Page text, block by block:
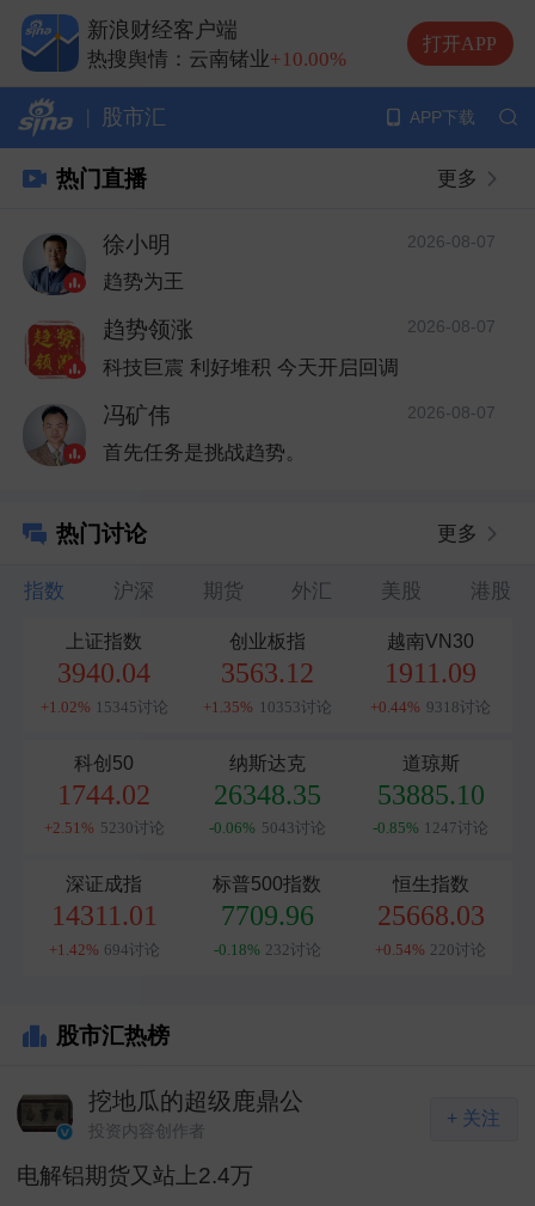
新浪财经客户端
热搜舆情：兆易创新
热搜舆情：云南锗业+10.00%
热搜舆情：长鑫科技+1.00%
打开APP
| 股市汇 APP下载
热门直播 更多
徐小明 2026-08-07
趋势为王
趋势领涨 2026-08-07
科技巨震 利好堆积 今天开启回调
冯矿伟 2026-08-07
首先任务是挑战趋势。
热门讨论 更多
指数 沪深 期货 外汇 美股 港股
上证指数
3940.04
+1.02% 15345讨论
创业板指
3563.12
+1.35% 10353讨论
越南VN30
1911.09
+0.44% 9318讨论
科创50
1744.02
+2.51% 5230讨论
纳斯达克
26348.35
-0.06% 5043讨论
道琼斯
53885.10
-0.85% 1247讨论
深证成指
14311.01
+1.42% 694讨论
标普500指数
7709.96
-0.18% 232讨论
恒生指数
25668.03
+0.54% 220讨论
股市汇热榜
挖地瓜的超级鹿鼎公
投资内容创作者
+ 关注
电解铝期货又站上2.4万 ​